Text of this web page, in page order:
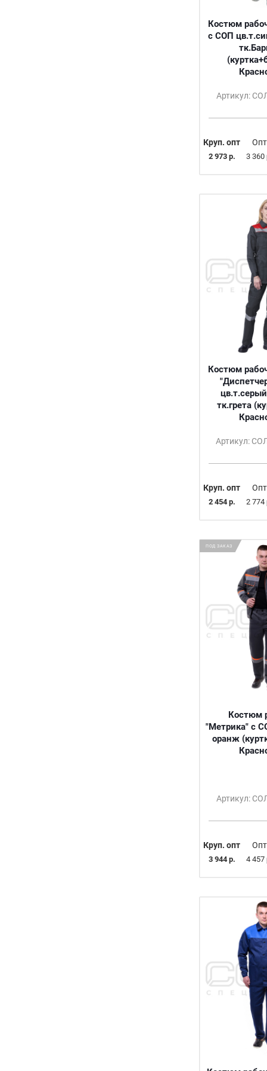
Костюм
с СОП
Артикул:
Круп. опт
2 973 р.
Опт
3 360
Костюм
тк.грета
Артикул:
Круп. опт
2 454 р.
Опт
2 774
ПОД ЗАКАЗ
Костюм
"Метрика" с
оранж
Артикул:
Круп. опт
3 944 р.
Опт
4 457